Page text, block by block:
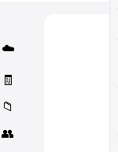
☁️
🧾
📁
👥